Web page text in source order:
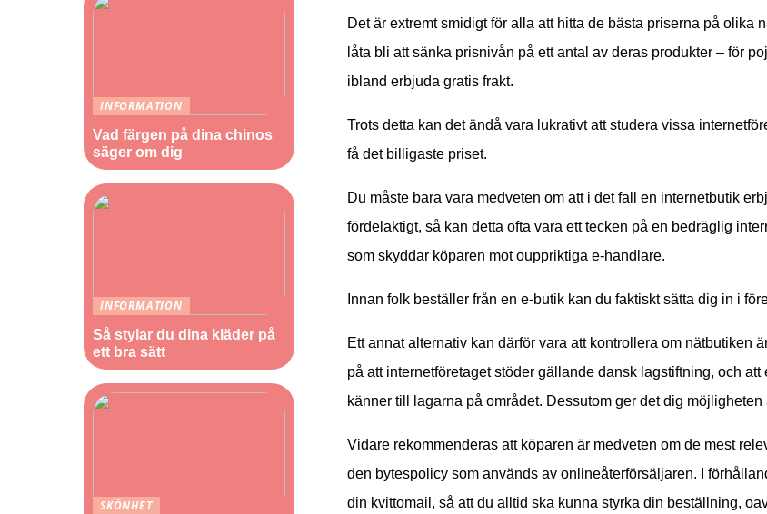
Det är extremt smidigt för alla att hitta de bästa priserna på olika
låta bli att sänka prisnivån på ett antal av deras produkter – för
ibland erbjuda gratis frakt.
Trots detta kan det ändå vara lukrativt att studera vissa
få det billigaste priset.
Du måste bara vara medveten om att i det fall en internetbutik
fördelaktigt, så kan detta ofta vara ett tecken på en bedräglig
som skyddar köparen mot ouppriktiga e-handlare.
Innan folk beställer från en e-butik kan du faktiskt sätta dig in i
Ett annat alternativ kan därför vara att kontrollera om nätbutiken
på att internetföretaget stöder gällande dansk lagstiftning, och
känner till lagarna på området. Dessutom ger det dig
Vidare rekommenderas att köparen är medveten om de mest
den bytespolicy som används av onlineåterförsäljaren. I
din kvittomail, så att du alltid ska kunna styrka din beställning,
INFORMATION
Vad färgen på dina chinos
säger om dig
INFORMATION
Så stylar du dina kläder på
ett bra sätt
SKÖNHET